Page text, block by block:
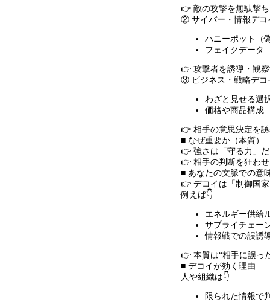
👉 敵の攻撃を無駄撃
② サイバー・情報デコ
ハニーポット（
フェイクデータ
👉 攻撃者を誘導・観
③ ビジネス・戦略デコ
わざと見せる選
価格や商品構成
👉 相手の意思決定を
■ なぜ重要か（本質）
👉 強さは「守る力」
👉 相手の判断を狂わ
■ あなたの文脈での意
👉 デコイは「制御国
例えば👇
エネルギー供給
サプライチェー
情報戦での誤誘
👉 本質は“相手に誤っ
■ デコイが効く理由
人や組織は👇
限られた情報で